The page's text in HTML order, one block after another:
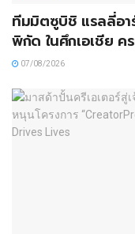
ทีมมิตซูบิชิ แรลลี่อ
พิกัด ในศึกเอเชีย
07/08/2026